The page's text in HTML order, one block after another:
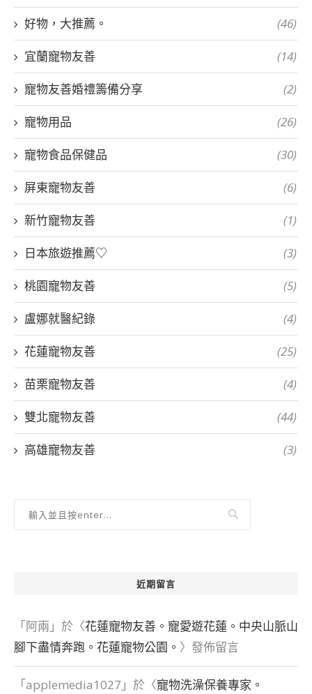
好物，大推薦。 (46)
宜蘭寵物友善 (14)
寵物友善婚禮籌備分享 (2)
寵物用品 (26)
寵物食品保健品 (30)
屏東寵物友善 (6)
新竹寵物友善 (1)
日本旅遊推薦♡ (3)
桃園寵物友善 (5)
盧娜就醫紀錄 (4)
花蓮寵物友善 (25)
苗栗寵物友善 (4)
雙北寵物友善 (44)
高雄寵物友善 (3)
近期留言
「阿兩 」於〈花蓮寵物友善。寵愛遊花蓮。中央山脈山
腳下盡情奔跑。花蓮寵物公園。 〉發佈留言
「applemedia1027 」於〈寵物洗澡保養專家。